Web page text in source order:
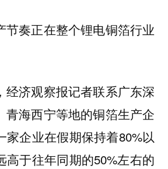
节奏正在整个锂电铜箔行业
经济观察报记者联系广东深
青海西宁等地的铜箔生产企
家企业在假期保持着80%以
高于往年同期的50%左右的